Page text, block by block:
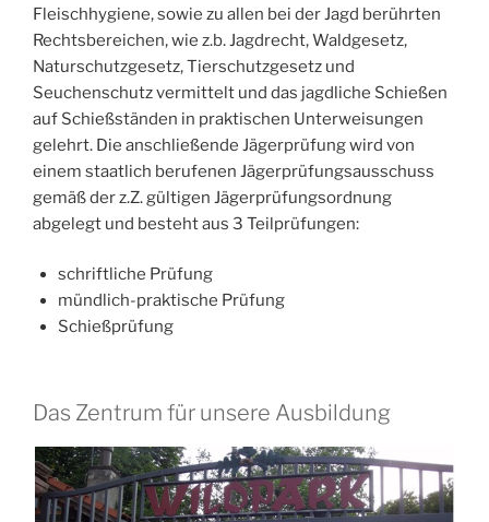
Fleischhygiene, sowie zu allen bei der Jagd berührten
Rechtsbereichen, wie z.b. Jagdrecht, Waldgesetz,
Naturschutzgesetz, Tierschutzgesetz und
Seuchenschutz vermittelt und das jagdliche Schießen
auf Schießständen in praktischen Unterweisungen
gelehrt. Die anschließende Jägerprüfung wird von
einem staatlich berufenen Jägerprüfungsausschuss
gemäß der z.Z. gültigen Jägerprüfungsordnung
abgelegt und besteht aus 3 Teilprüfungen:
schriftliche Prüfung
mündlich-praktische Prüfung
Schießprüfung
Das Zentrum für unsere Ausbildung